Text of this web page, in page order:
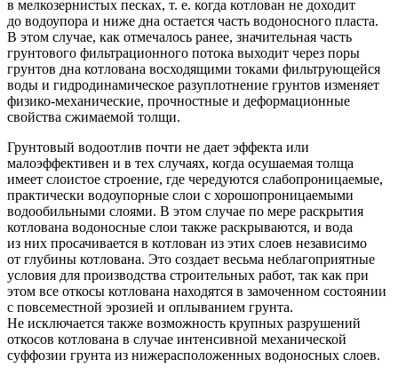
в мелкозернистых песках, т. е. когда котлован не доходит
до водоупора и ниже дна остается часть водоносного пласта.
В этом случае, как отмечалось ранее, значительная часть
грунтового фильтрационного потока выходит через поры
грунтов дна котлована восходящими токами фильтрующейся
воды и гидродинамическое разуплотнение грунтов изменяет
физико-механические, прочностные и деформационные
свойства сжимаемой толщи.
Грунтовый водоотлив почти не дает эффекта или
малоэффективен и в тех случаях, когда осушаемая толща
имеет слоистое строение, где чередуются слабопроницаемые,
практически водоупорные слои с хорошопроницаемыми
водообильными слоями. В этом случае по мере раскрытия
котлована водоносные слои также раскрываются, и вода
из них просачивается в котлован из этих слоев независимо
от глубины котлована. Это создает весьма неблагоприятные
условия для производства строительных работ, так как при
этом все откосы котлована находятся в замоченном состоянии
с повсеместной эрозией и оплыванием грунта.
Не исключается также возможность крупных разрушений
откосов котлована в случае интенсивной механической
суффозии грунта из нижерасположенных водоносных слоев.